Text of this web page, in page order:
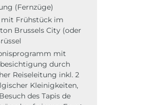
(Fernzüge)
Frühstück im
Brussels City (oder
mit
durch
Reiseleitung inkl. 2
Kleinigkeiten,
des Tapis de